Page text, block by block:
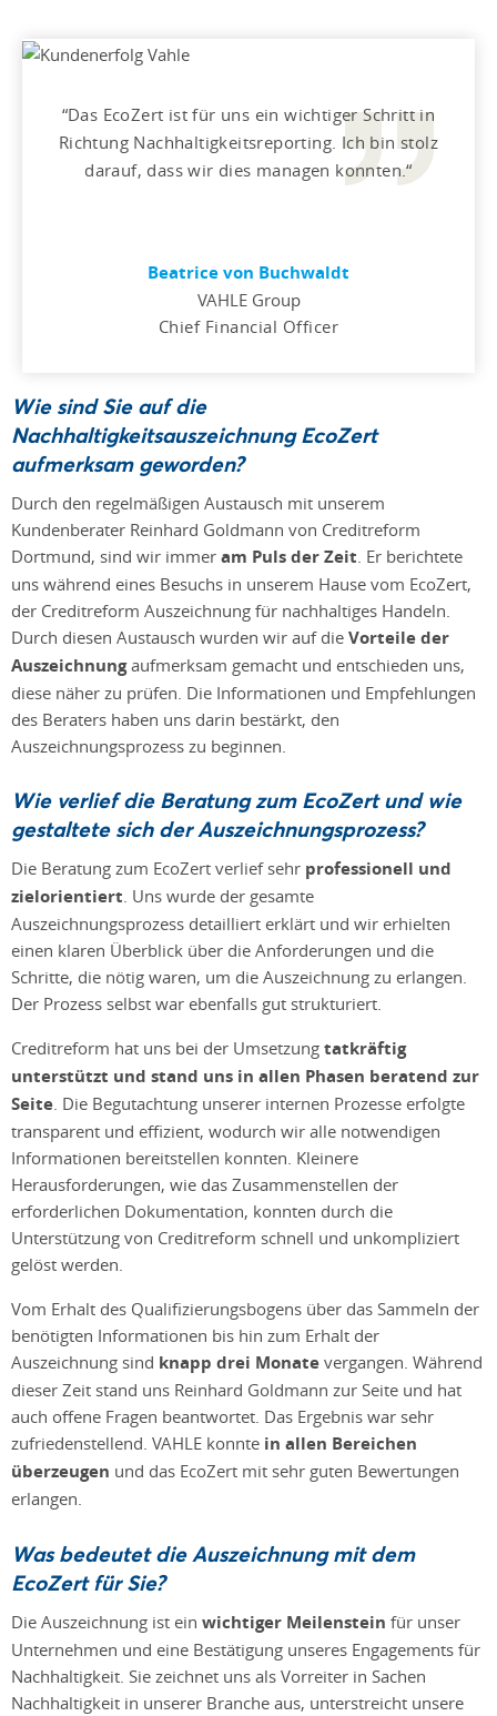
Das EcoZert ist für uns ein wichtiger Schritt in
Richtung Nachhaltigkeitsreporting. Ich bin stolz
darauf, dass wir dies managen konnten.
Beatrice von Buchwaldt
VAHLE Group
Chief Financial Officer
Wie sind Sie auf die
Nachhaltigkeitsauszeichnung EcoZert
aufmerksam geworden?
Durch den regelmäßigen Austausch mit unserem
Kundenberater Reinhard Goldmann von Creditreform
Dortmund, sind wir immer am Puls der Zeit. Er berichtete
uns während eines Besuchs in unserem Hause vom EcoZert,
der Creditreform Auszeichnung für nachhaltiges Handeln.
Durch diesen Austausch wurden wir auf die Vorteile der
Auszeichnungaufmerksam gemacht und entschieden uns,
diese näher zu prüfen. Die Informationen und Empfehlungen
des Beraters haben uns darin bestärkt, den
Auszeichnungsprozess zu beginnen.
Wie verlief die Beratung zum EcoZert und wie
gestaltete sich der Auszeichnungsprozess?
Die Beratung zum EcoZert verlief sehr professionell und
zielorientiert. Uns wurde der gesamte
Auszeichnungsprozess detailliert erklärt und wir erhielten
einen klaren Überblick über die Anforderungen und die
Schritte, die nötig waren, um die Auszeichnung zu erlangen.
Der Prozess selbst war ebenfalls gut strukturiert.
Creditreform hat uns bei der Umsetzung tatkräftig
unterstützt und stand uns in allen Phasen beratend zur
Seite. Die Begutachtung unserer internen Prozesse erfolgte
transparent und effizient, wodurch wir alle notwendigen
Informationen bereitstellen konnten. Kleinere
Herausforderungen, wie das Zusammenstellen der
erforderlichen Dokumentation, konnten durch die
Unterstützung von Creditreform schnell und unkompliziert
gelöst werden.
Vom Erhalt des Qualifizierungsbogens über das Sammeln der
benötigten Informationen bis hin zum Erhalt der
Auszeichnung sind knapp drei Monate vergangen. Während
dieser Zeit stand uns Reinhard Goldmann zur Seite und hat
auch offene Fragen beantwortet. Das Ergebnis war sehr
zufriedenstellend. VAHLE konnte in allen Bereichen
überzeugen und das EcoZert mit sehr guten Bewertungen
erlangen.
Was bedeutet die Auszeichnung mit dem
EcoZert für Sie?
Die Auszeichnung ist ein wichtiger Meilenstein für unser
Unternehmen und eine Bestätigung unseres Engagements für
Nachhaltigkeit. Sie zeichnet uns als Vorreiter in Sachen
Nachhaltigkeit in unserer Branche aus, unterstreicht unsere